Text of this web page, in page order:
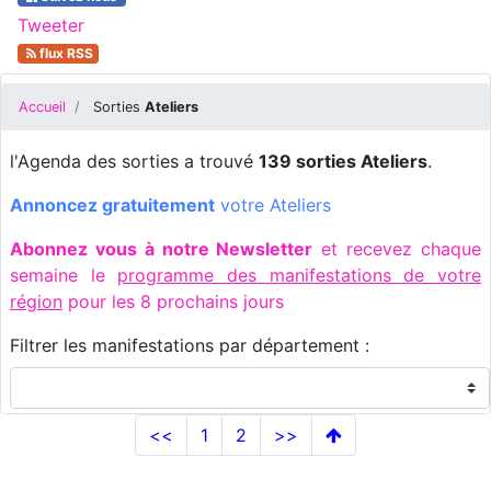
Tweeter
flux RSS
Accueil Sorties Ateliers
l'Agenda des sorties a trouvé 139 sorties Ateliers.
Annoncez gratuitement votre Ateliers
Abonnez vous à notre Newsletter et recevez chaque
semaine le programme des manifestations de votre
région pour les 8 prochains jours
Filtrer les manifestations par département :
<< 1 2 >>